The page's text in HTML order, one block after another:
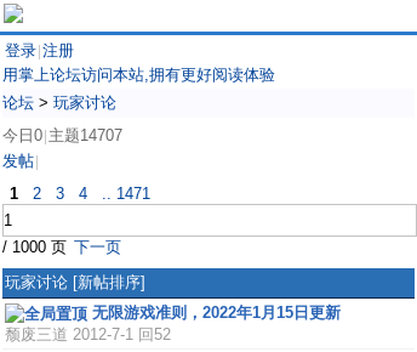
登录 注册
用掌上论坛访问本站,拥有更好阅读体验
论坛 > 玩家讨论
今日0 主题14707
发帖
1 2 3 4 .. 1471
/ 1000 页 下一页
玩家讨论 [新帖排序]
无限游戏准则，2022年1月15日更新
颓废三道 2012-7-1 回52